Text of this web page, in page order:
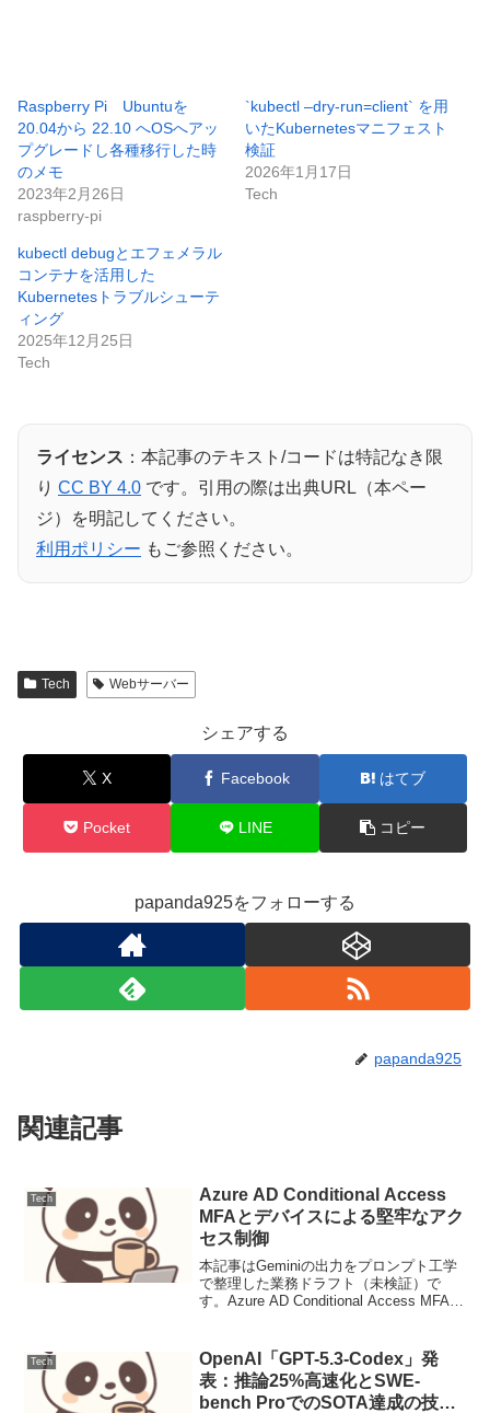
Raspberry Pi Ubuntuを
20.04から 22.10 へOSへアッ
プグレードし各種移行した時
のメモ
2023年2月26日
raspberry-pi
`kubectl –dry-run=client` を用
いたKubernetesマニフェスト
検証
2026年1月17日
Tech
kubectl debugとエフェメラル
コンテナを活用した
Kubernetesトラブルシューテ
ィング
2025年12月25日
Tech
ライセンス ：本記事のテキスト/コードは特記なき限
り CC BY 4.0 です。引用の際は出典URL（本ペー
ジ）を明記してください。
利用ポリシー もご参照ください。
Tech Webサーバー
シェアする
X Facebook はてブ
Pocket LINE コピー
papanda925をフォローする
papanda925
関連記事
Tech
Azure AD Conditional Access
MFAとデバイスによる堅牢なアク
セス制御
本記事はGeminiの出力をプロンプト工学
で整理した業務ドラフト（未検証）で
す。Azure AD Conditional Access MFAと
A...
Tech
OpenAI「GPT-5.3-Codex」発
表：推論25%高速化とSWE-
bench ProでのSOTA達成の技術